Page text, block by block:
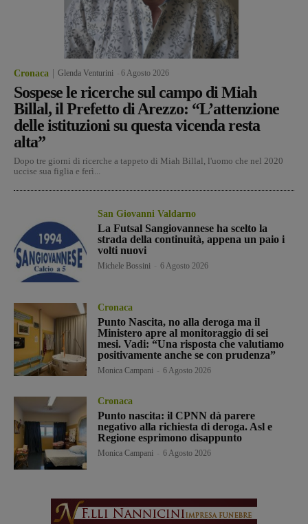
Cronaca Glenda Venturini 6 Agosto 2026
Sospese le ricerche sul campo di Miah
Billal, il Prefetto di Arezzo: “L’attenzione
delle istituzioni su questa vicenda resta
alta”
Dopo tre giorni di ricerche a tappeto di Miah Billal, l'uomo che nel 2020
uccise sua figlia e ferì...
San Giovanni Valdarno
La Futsal Sangiovannese ha scelto la
strada della continuità, appena un paio i
volti nuovi
Michele Bossini 6 Agosto 2026
Cronaca
Punto Nascita, no alla deroga ma il
Ministero apre al monitoraggio di sei
mesi. Vadi: “Una risposta che valutiamo
positivamente anche se con prudenza”
Monica Campani 6 Agosto 2026
Cronaca
Punto nascita: il CPNN dà parere
negativo alla richiesta di deroga. Asl e
Regione esprimono disappunto
Monica Campani 6 Agosto 2026